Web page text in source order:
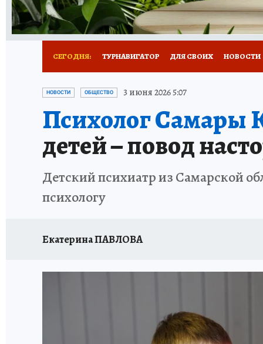
СЕГОДНЯ: ТУРНАВИГАТОР ДЛЯ СВОИХ НОВОСТИ
НАДЕЖНЫЕ РАБОТОДАТЕЛИ
НОВЫЙ ГОД В САМАРЕ КП В МАХ
КУЙБЫШЕВ - ФРОНТУ ИТОГИ ГОДА-2024
ЗАПОВЕДНАЯ РОССИЯ СЧАСТЬЕ В СЕМЬЕ
НОВОСТИ ОБЩЕСТВО 3 июня 2026 5:07
Психолог Самары
детей – повод
Детский психиатр из Самарской
психологу
Екатерина ПАВЛОВА